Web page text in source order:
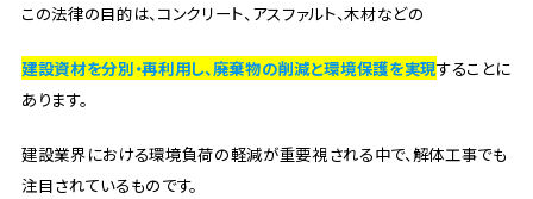
この法律の目的は、コンクリート、アスファルト、木材などの
建設資材を分別・再利用し、廃棄物の削減と環境保護を実現することに
あります。
建設業界における環境負荷の軽減が重要視される中で、解体工事でも
注目されているものです。